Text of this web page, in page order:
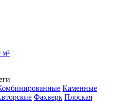
м²
Каменные
Фахверк Плоская